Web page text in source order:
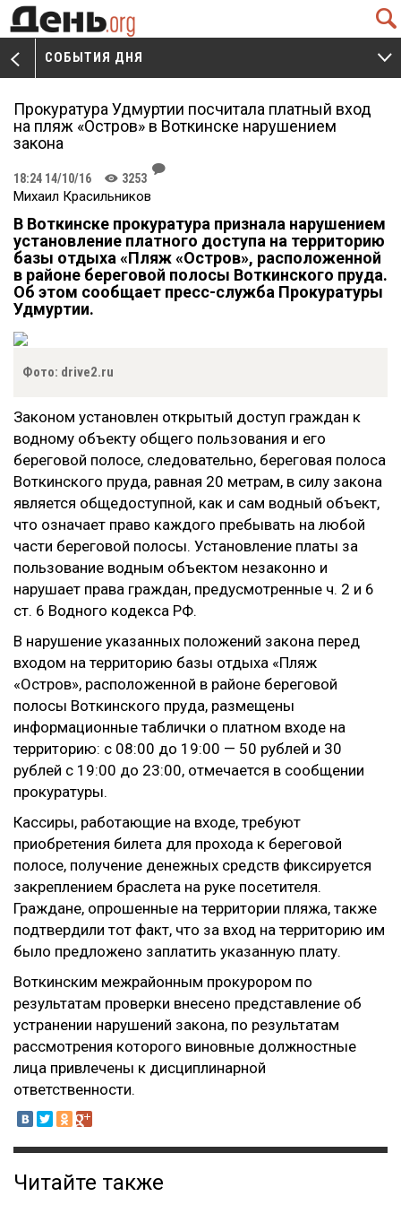
Q
V
СОБЫТИЯ ДНЯ
W
Прокуратура Удмуртии посчитала платный вход
на пляж «Остров» в Воткинске нарушением
закона
18:24 14/10/16 K 3253
J
Михаил Красильников
В Воткинске прокуратура признала нарушением
установление платного доступа на территорию
базы отдыха «Пляж «Остров», расположенной
в районе береговой полосы Воткинского пруда.
Об этом сообщает пресс-служба Прокуратуры
Удмуртии.
Фото: drive2.ru
Законом установлен открытый доступ граждан к
водному объекту общего пользования и его
береговой полосе, следовательно, береговая полоса
Воткинского пруда, равная 20 метрам, в силу закона
является общедоступной, как и сам водный объект,
что означает право каждого пребывать на любой
части береговой полосы. Установление платы за
пользование водным объектом незаконно и
нарушает права граждан, предусмотренные ч. 2 и 6
ст. 6 Водного кодекса РФ.
В нарушение указанных положений закона перед
входом на территорию базы отдыха «Пляж
«Остров», расположенной в районе береговой
полосы Воткинского пруда, размещены
информационные таблички о платном входе на
территорию: с 08:00 до 19:00 — 50 рублей и 30
рублей с 19:00 до 23:00, отмечается в сообщении
прокуратуры.
Кассиры, работающие на входе, требуют
приобретения билета для прохода к береговой
полосе, получение денежных средств фиксируется
закреплением браслета на руке посетителя.
Граждане, опрошенные на территории пляжа, также
подтвердили тот факт, что за вход на территорию им
было предложено заплатить указанную плату.
Воткинским межрайонным прокурором по
результатам проверки внесено представление об
устранении нарушений закона, по результатам
рассмотрения которого виновные должностные
лица привлечены к дисциплинарной
ответственности.
Читайте также